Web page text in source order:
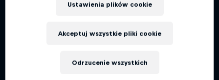
Ustawienia plików cookie
Odrzucenie wszystkich
Akceptuj wszystkie pliki cookie